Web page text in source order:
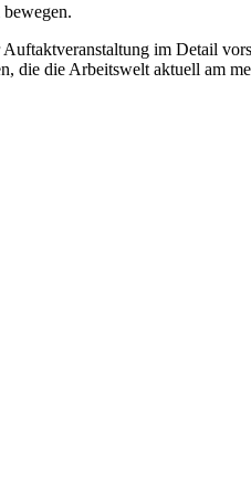
im Detail
die die Arbeitswelt aktuell am